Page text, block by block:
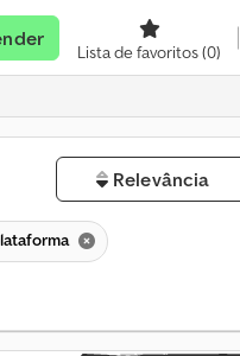
Lista de favoritos(0)
Relevância